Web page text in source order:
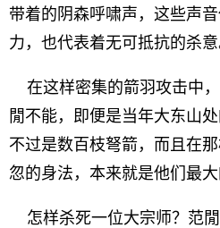
带着的阴森呼啸声，这些声
力，也代表着无可抵抗的杀意
在这样密集的箭羽攻击中
閒不能，即便是当年大东山
不过是数百枝弩箭，而且在
忽的身法，本来就是他们最大
怎样杀死一位大宗师？范